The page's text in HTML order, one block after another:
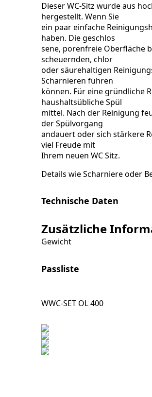
Dieser WC-Sitz wurde aus
hergestellt. Wenn Sie
ein paar einfache
haben. Die geschlos
sene, porenfreie Oberfläche
scheuernden, chlor
oder säurehaltigen
Scharnieren führen
können. Für eine gründliche
haushaltsübliche Spül
mittel. Nach der Reinigung
der Spülvorgang
andauert oder sich stärkere
viel Freude mit
Ihrem neuen WC Sitz.
Details wie Scharniere oder
Technische Daten
Zusätzliche
Gewicht
Passliste
WWC-SET OL 400